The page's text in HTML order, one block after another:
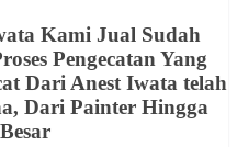
Kami Jual Sudah
Pengecatan Yang
Dari Anest Iwata telah
Dari Painter Hingga